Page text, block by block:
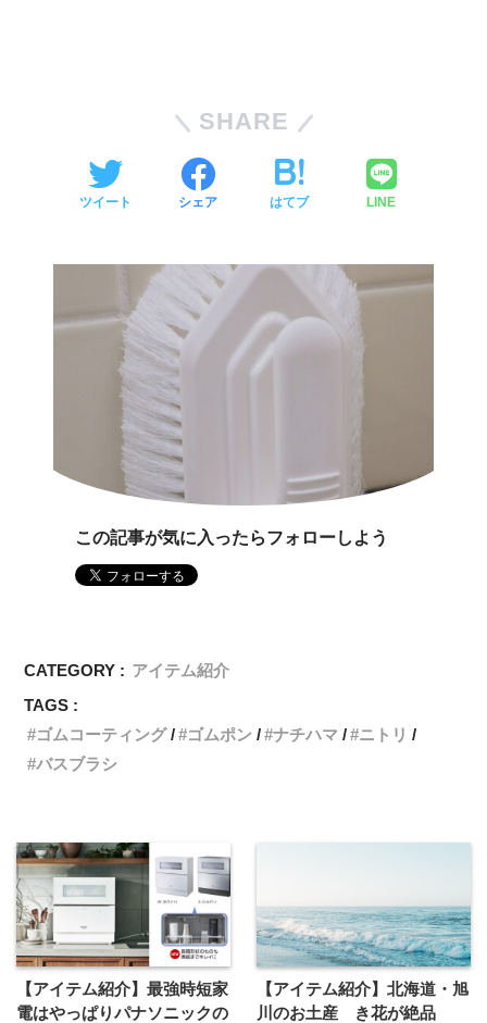
SHARE
ツイート シェア はてブ LINE
この記事が気に入ったらフォローしよう
CATEGORY : アイテム紹介
TAGS :
ゴムコーティング
ゴムポン ナチハマ
ニトリ
バスブラシ
【アイテム紹介】最強時短家
電はやっぱりパナソニックの
【アイテム紹介】北海道・旭
川のお土産 き花が絶品